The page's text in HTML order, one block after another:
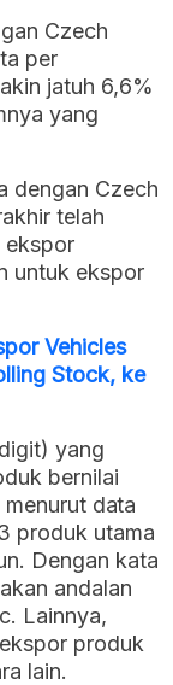
Czech
per
jatuh 6,6%
yang
dengan Czech
telah
ekspor
untuk ekspor
Vehicles
Stock, ke
yang
bernilai
data
produk utama
Dengan kata
andalan
Lainnya,
produk
lain.